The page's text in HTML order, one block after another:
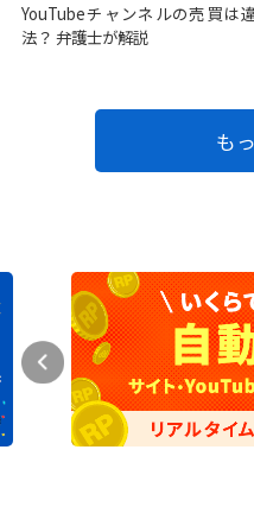
YouTubeチャンネルの売買は
法？ 弁護士が解説
も